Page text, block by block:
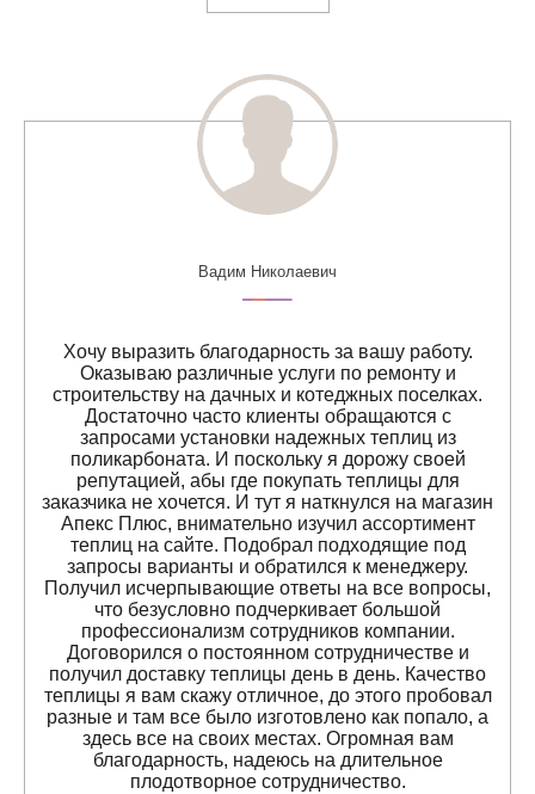
Вадим Николаевич
Хочу выразить благодарность за вашу работу.
Оказываю различные услуги по ремонту и
строительству на дачных и котеджных поселках.
Достаточно часто клиенты обращаются с
запросами установки надежных теплиц из
поликарбоната. И поскольку я дорожу своей
репутацией, абы где покупать теплицы для
заказчика не хочется. И тут я наткнулся на магазин
Апекс Плюс, внимательно изучил ассортимент
теплиц на сайте. Подобрал подходящие под
запросы варианты и обратился к менеджеру.
Получил исчерпывающие ответы на все вопросы,
что безусловно подчеркивает большой
профессионализм сотрудников компании.
Договорился о постоянном сотрудничестве и
получил доставку теплицы день в день. Качество
теплицы я вам скажу отличное, до этого пробовал
разные и там все было изготовлено как попало, а
здесь все на своих местах. Огромная вам
благодарность, надеюсь на длительное
плодотворное сотрудничество.